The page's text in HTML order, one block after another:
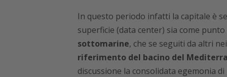
In questo periodo infatti la capitale è
superficie (data center) sia come
sottomarine, che se seguiti da altri
riferimento del bacino del
discussione la consolidata egemonia